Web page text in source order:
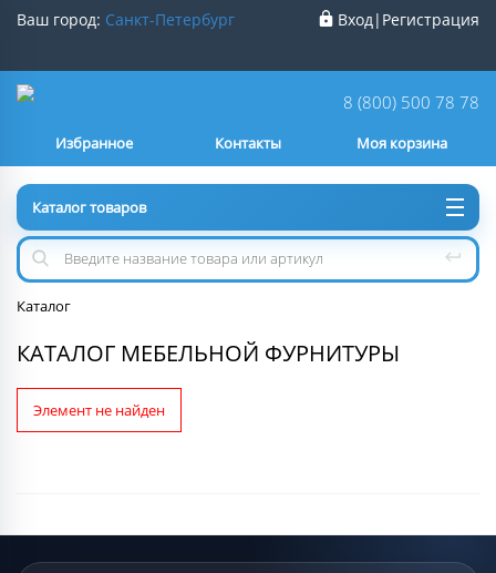
Ваш город: Санкт-Петербург
Нет
Вход| Регистрация
8 (800) 500 78 78
Контакты
Избранное Моя корзина
Каталог товаров
Каталог
КАТАЛОГ МЕБЕЛЬНОЙ ФУРНИТУРЫ
Элемент не найден